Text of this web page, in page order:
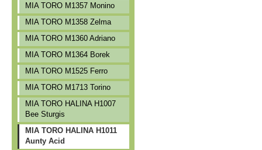
MIA TORO M1357 Monino
MIA TORO M1358 Zelma
MIA TORO M1360 Adriano
MIA TORO M1364 Borek
MIA TORO M1525 Ferro
MIA TORO M1713 Torino
MIA TORO HALINA H1007
Bee Sturgis
MIA TORO HALINA H1011
Aunty Acid